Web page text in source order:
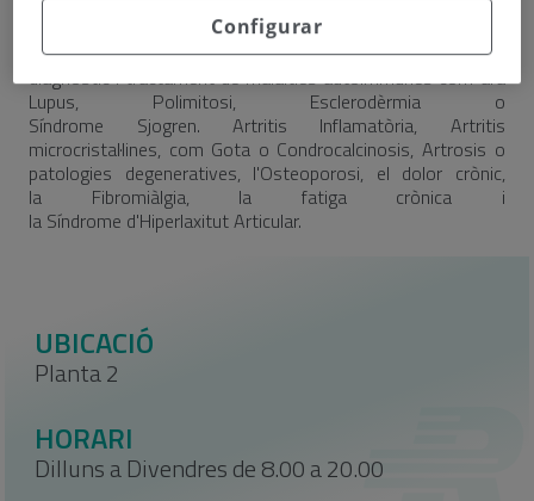
El servei dereumatologiaestà especialitzat en el
diagnòstic i tractament de malalties autoimmunes com ara
Lupus, Polimitosi, Esclerodèrmia o
Síndrome Sjogren. Artritis Inflamatòria, Artritis
microcristal·lines, com Gota o Condrocalcinosis, Artrosis o
patologies degeneratives, l'Osteoporosi, el dolor crònic,
la Fibromiàlgia, la fatiga crònica i
la Síndrome d'Hiperlaxitut Articular.
UBICACIÓ
Planta 2
HORARI
Dilluns a Divendres de 8.00 a 20.00
Configurar